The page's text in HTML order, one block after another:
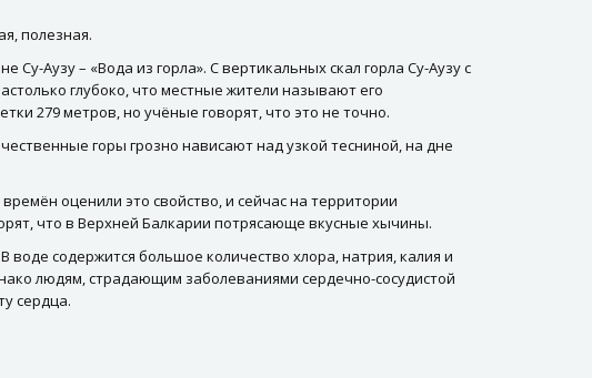
полезная.
Аузу – «Вода из горла». С вертикальных скал горла Су-Аузу с
глубоко, что местные жители называют его
279 метров, но учёные говорят, что это не точно.
горы грозно нависают над узкой тесниной, на дне
оценили это свойство, и сейчас на территории
что в Верхней Балкарии потрясающе вкусные хычины.
воде содержится большое количество хлора, натрия, калия и
людям, страдающим заболеваниями сердечно-сосудистой
сердца.